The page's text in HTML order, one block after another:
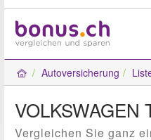
Autoversicherung
VOLKSWAGEN
Vergleichen Sie ganz